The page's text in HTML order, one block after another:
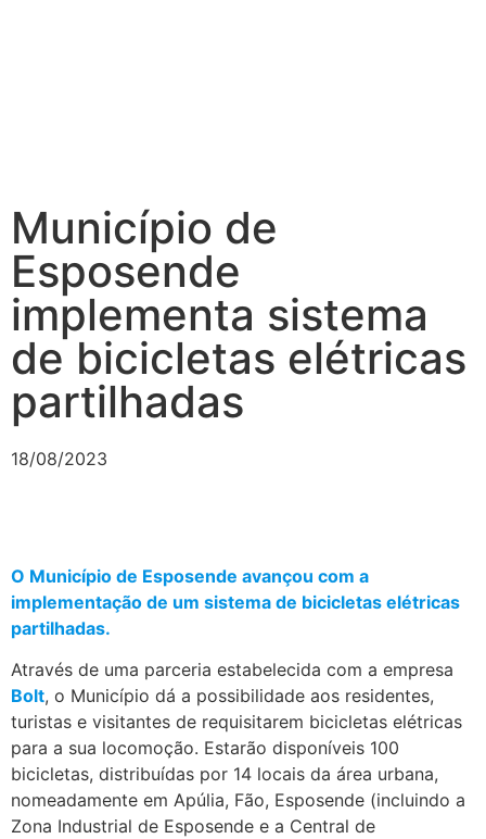
Município de
Esposende
implementa sistema
de bicicletas elétricas
partilhadas
18/08/2023
O Município de Esposende avançou com a
implementação de um sistema de bicicletas elétricas
partilhadas.
Através de uma parceria estabelecida com a empresa
Bolt, o Município dá a possibilidade aos residentes,
turistas e visitantes de requisitarem bicicletas elétricas
para a sua locomoção. Estarão disponíveis 100
bicicletas, distribuídas por 14 locais da área urbana,
nomeadamente em Apúlia, Fão, Esposende (incluindo a
Zona Industrial de Esposende e a Central de